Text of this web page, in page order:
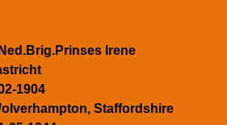
Irene
1904
Staffordshire